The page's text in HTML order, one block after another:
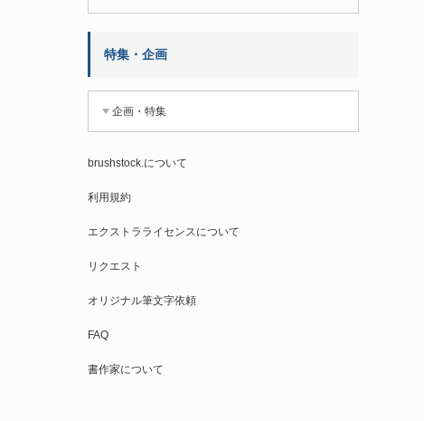
特集・企画
企画・特集
brushstock.について
利用規約
エクストラライセンスについて
リクエスト
オリジナル筆文字依頼
FAQ
書作家について